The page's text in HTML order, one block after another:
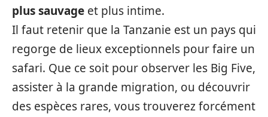
plus sauvage et plus intime.
Il faut retenir que la Tanzanie est un pays qui
regorge de lieux exceptionnels pour faire un
safari. Que ce soit pour observer les Big Five,
assister à la grande migration, ou découvrir
des espèces rares, vous trouverez forcément